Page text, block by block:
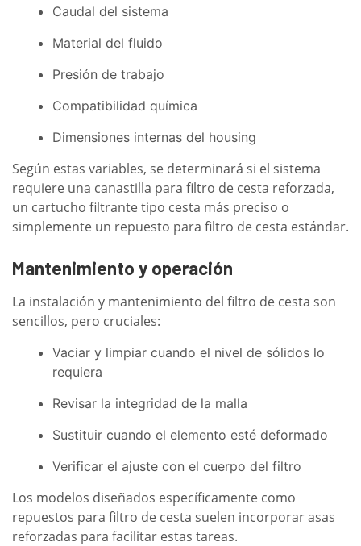
Caudal del sistema
Material del fluido
Presión de trabajo
Compatibilidad química
Dimensiones internas del housing
Según estas variables, se determinará si el sistema
requiere una canastilla para filtro de cesta reforzada,
un cartucho filtrante tipo cesta más preciso o
simplemente un repuesto para filtro de cesta estándar.
Mantenimiento y operación
La instalación y mantenimiento del filtro de cesta son
sencillos, pero cruciales:
Vaciar y limpiar cuando el nivel de sólidos lo
requiera
Revisar la integridad de la malla
Sustituir cuando el elemento esté deformado
Verificar el ajuste con el cuerpo del filtro
Los modelos diseñados específicamente como
repuestos para filtro de cesta suelen incorporar asas
reforzadas para facilitar estas tareas.